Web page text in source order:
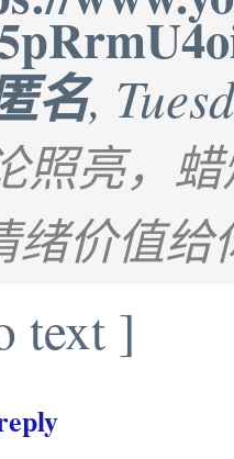
名,
照亮，
绪价值给
text ]